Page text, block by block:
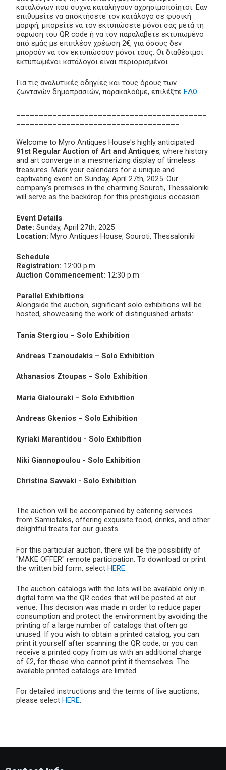
καταλόγων που συχνά καταλήγουν αχρησιμοποίητοι. Εάν
επιθυμείτε να αποκτήσετε τον κατάλογο σε φυσική
μορφή, μπορείτε να τον εκτυπώσετε μόνοι σας μετά τη
σάρωση του QR code ή να τον παραλάβετε εκτυπωμένο
από εμάς με επιπλέον χρέωση 2€, για όσους δεν
μπορούν να τον εκτυπώσουν μόνοι τους. Οι διαθέσιμοι
εκτυπωμένοι κατάλογοι είναι περιορισμένοι.
Για τις αναλυτικές οδηγίες και τους όρους των
ζωντανών δημοπρασιών, παρακαλούμε, επιλέξτε ΕΔΩ
Welcome to Myro Antiques House's highly anticipated
91st Regular Auction of Art and Antiques, where history
and art converge in a mesmerizing display of timeless
treasures. Mark your calendars for a unique and
captivating event on Sunday, April 27th, 2025. Our
company's premises in the charming Souroti, Thessaloniki
will serve as the backdrop for this prestigious occasion.
Event Details
Date: Sunday, April 27th, 2025
Location: Myro Antiques House, Souroti, Thessaloniki
Schedule
Registration: 12:00 p.m.
Auction Commencement: 12:30 p.m.
Parallel Exhibitions
Alongside the auction, significant solo exhibitions will be
hosted, showcasing the work of distinguished artists:
Tania Stergiou – Solo Exhibition
Andreas Tzanoudakis – Solo Exhibition
Athanasios Ztoupas – Solo Exhibition
Maria Gialouraki – Solo Exhibition
Andreas Gkenios – Solo Exhibition
Kyriaki Marantidou - Solo Exhibition
Niki Giannopoulou - Solo Exhibition
Christina Savvaki - Solo Exhibition
The auction will be accompanied by catering services
from Samiotakis, offering exquisite food, drinks, and other
delightful treats for our guests.
For this particular auction, there will be the possibility of
"MAKE OFFER" remote participation. To download or print
the written bid form, select HERE.
The auction catalogs with the lots will be available only in
digital form via the QR codes that will be posted at our
venue. This decision was made in order to reduce paper
consumption and protect the environment by avoiding the
printing of a large number of catalogs that often go
unused. If you wish to obtain a printed catalog, you can
print it yourself after scanning the QR code, or you can
receive a printed copy from us with an additional charge
of €2, for those who cannot print it themselves. The
available printed catalogs are limited.
For detailed instructions and the terms of live auctions,
please select HERE.